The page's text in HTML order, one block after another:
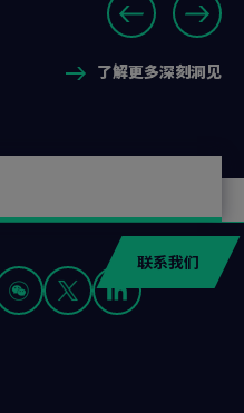
了解更多深刻洞见
联系我们